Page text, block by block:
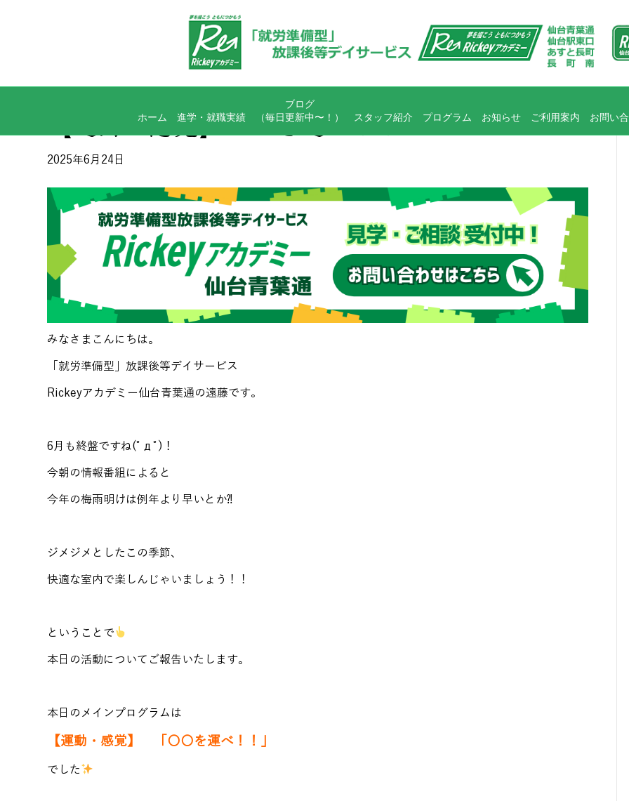
ホーム 進学・就職実績
ブログ
（毎日更新中〜！）
スタッフ紹介 プログラム お知らせ ご利用案内 お問い
【運動・感覚】〇〇を運べ！！
2025年6月24日
みなさまこんにちは。
「就労準備型」放課後等デイサービス
Rickeyアカデミー仙台青葉通の遠藤です。
6月も終盤ですね(ﾟдﾟ)！
今朝の情報番組によると
今年の梅雨明けは例年より早いとか⁈
ジメジメとしたこの季節、
快適な室内で楽しんじゃいましょう！！
ということで
本日の活動についてご報告いたします。
本日のメインプログラムは
【運動・感覚】 「〇〇を運べ！！」
でした